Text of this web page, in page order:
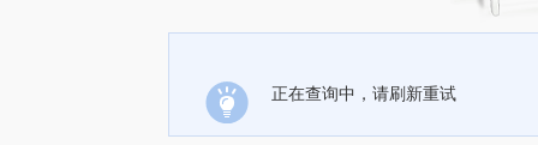
正在查询中，请刷新重试